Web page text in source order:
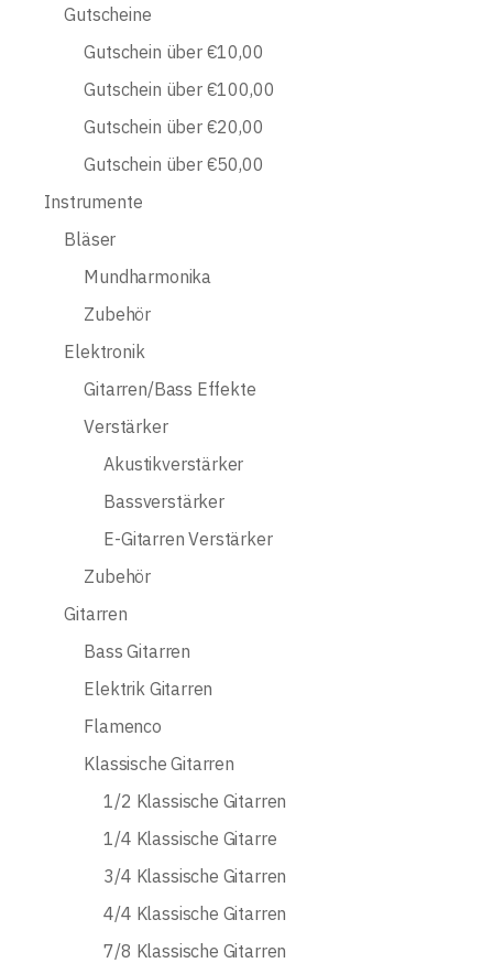
Gutscheine
Gutschein über €10,00
Gutschein über €100,00
Gutschein über €20,00
Gutschein über €50,00
Instrumente
Bläser
Mundharmonika
Zubehör
Elektronik
Gitarren/Bass Effekte
Verstärker
Akustikverstärker
Bassverstärker
E-Gitarren Verstärker
Zubehör
Gitarren
Bass Gitarren
Elektrik Gitarren
Flamenco
Klassische Gitarren
1/2 Klassische Gitarren
1/4 Klassische Gitarre
3/4 Klassische Gitarren
4/4 Klassische Gitarren
7/8 Klassische Gitarren